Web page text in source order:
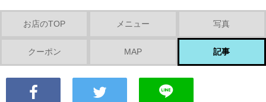
お店のTOP メニュー 写真
クーポン MAP 記事